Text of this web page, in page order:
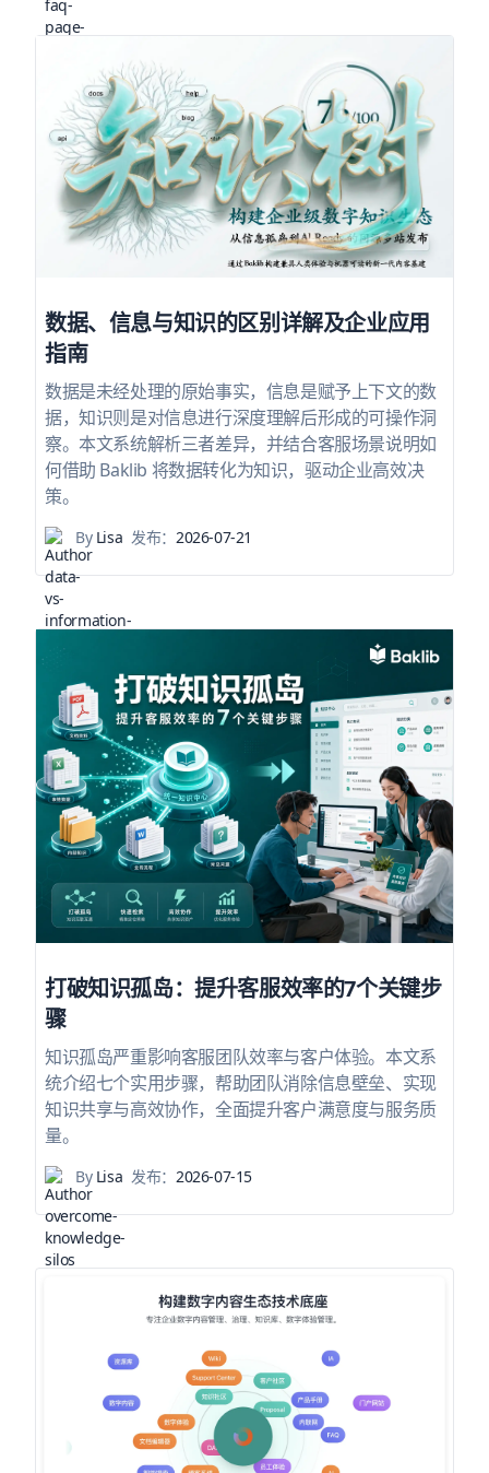
数据、信息与知识的区别详解及企业应用
指南
数据是未经处理的原始事实，信息是赋予上下文的数
据，知识则是对信息进行深度理解后形成的可操作洞
察。本文系统解析三者差异，并结合客服场景说明如
何借助 Baklib 将数据转化为知识，驱动企业高效决
策。
ByLisa 发布：2026-07-21
打破知识孤岛：提升客服效率的7个关键步
骤
知识孤岛严重影响客服团队效率与客户体验。本文系
统介绍七个实用步骤，帮助团队消除信息壁垒、实现
知识共享与高效协作，全面提升客户满意度与服务质
量。
ByLisa 发布：2026-07-15